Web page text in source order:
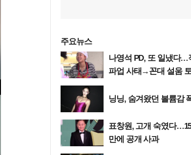
주요뉴스
나영석 PD, 또 일냈다…
파업 사태→꼰대 설움
닝닝, 숨겨왔던 볼륨감
표창원, 고개 숙였다
만에 공개 사과